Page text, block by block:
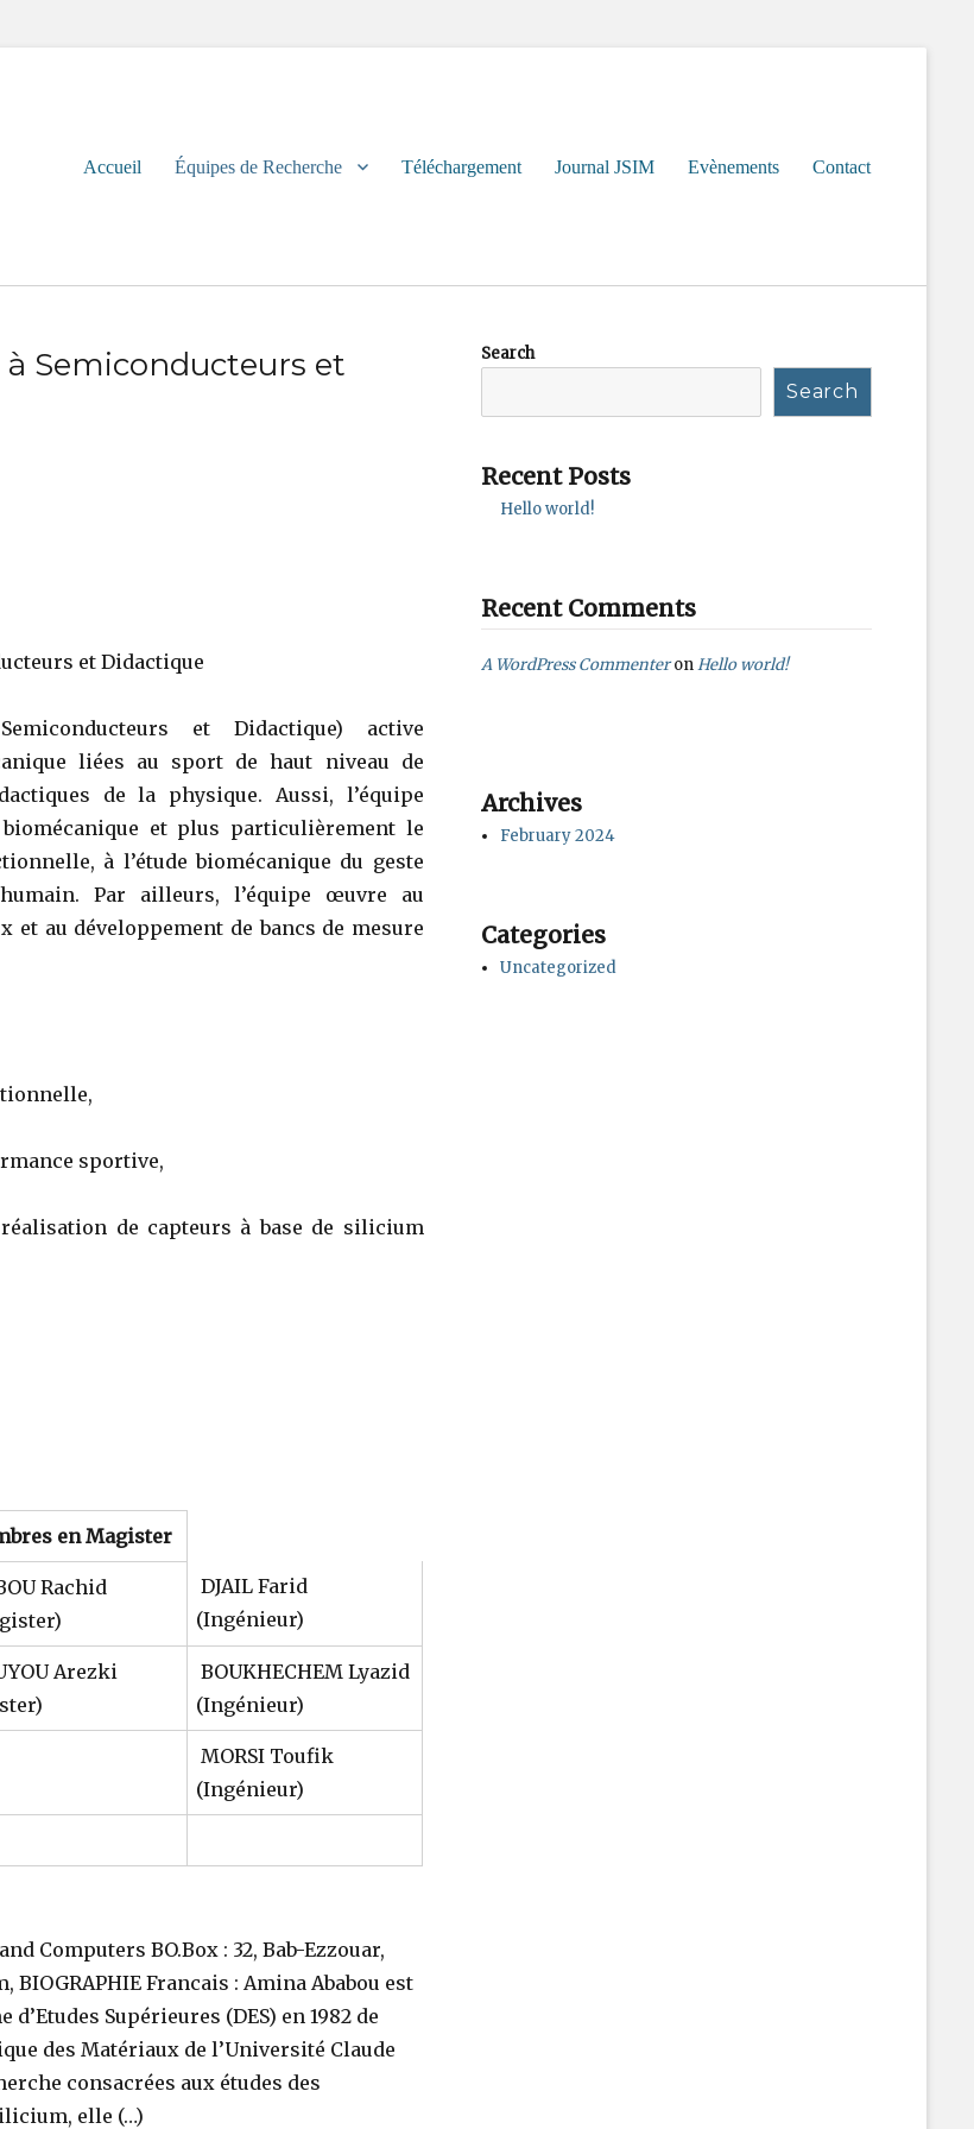
menu
Accueil Équipes de Recherche Téléchargement Journal JSIM Evènements Contact
Semiconducteurs et
et Didactique
et Didactique) active
liées au sport de haut niveau de
de la physique. Aussi, l’équipe
et plus particulièrement le
à l’étude biomécanique du geste
Par ailleurs, l’équipe œuvre au
et au développement de bancs de mesure
sportive,
de capteurs à base de silicium
en Magister
Rachid
DJAIL Farid
(Ingénieur)
Arezki
BOUKHECHEM Lyazid
(Ingénieur)
MORSI Toufik
(Ingénieur)
Computers BO.Box : 32, Bab-Ezzouar,
BIOGRAPHIE Francais : Amina Ababou est
Supérieures (DES) en 1982 de
des Matériaux de l’Université Claude
consacrées aux études des
elle (…)
Search
Search
Recent Posts
Hello world!
Recent Comments
A WordPress CommenteronHello world!
Archives
February 2024
Categories
Uncategorized